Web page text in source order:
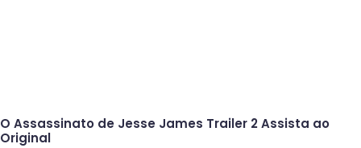
O Assassinato de Jesse James Trailer 2 Assista ao
Original